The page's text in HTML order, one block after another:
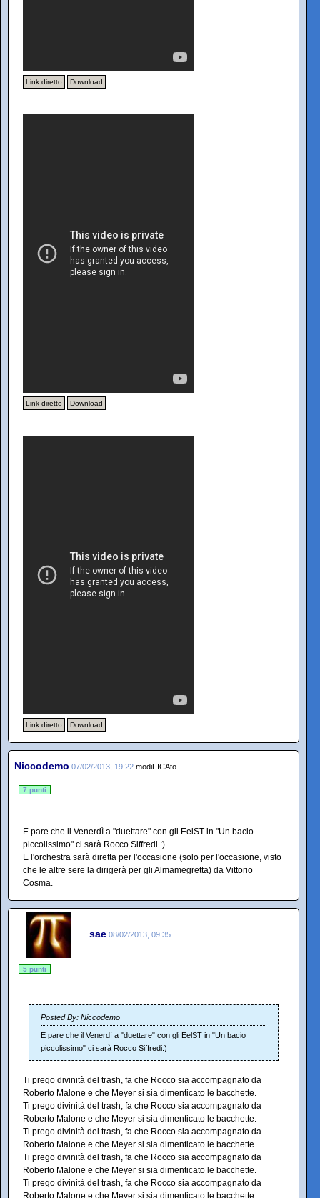
Link diretto Download
Link diretto Download
Link diretto Download
Niccodemo 07/02/2013, 19:22 modiFICAto
7 punti
E pare che il Venerdì a "duettare" con gli EelST in "Un bacio
piccolissimo" ci sarà Rocco Siffredi :)
E l'orchestra sarà diretta per l'occasione (solo per l'occasione, visto
che le altre sere la dirigerà per gli Almamegretta) da Vittorio
Cosma.
sae 08/02/2013, 09:35
5 punti
Posted By: Niccodemo
E pare che il Venerdì a "duettare" con gli EelST in "Un bacio
piccolissimo" ci sarà Rocco Siffredi:)
Ti prego divinità del trash, fa che Rocco sia accompagnato da
Roberto Malone e che Meyer si sia dimenticato le bacchette.
Ti prego divinità del trash, fa che Rocco sia accompagnato da
Roberto Malone e che Meyer si sia dimenticato le bacchette.
Ti prego divinità del trash, fa che Rocco sia accompagnato da
Roberto Malone e che Meyer si sia dimenticato le bacchette.
Ti prego divinità del trash, fa che Rocco sia accompagnato da
Roberto Malone e che Meyer si sia dimenticato le bacchette.
Ti prego divinità del trash, fa che Rocco sia accompagnato da
Roberto Malone e che Meyer si sia dimenticato le bacchette.